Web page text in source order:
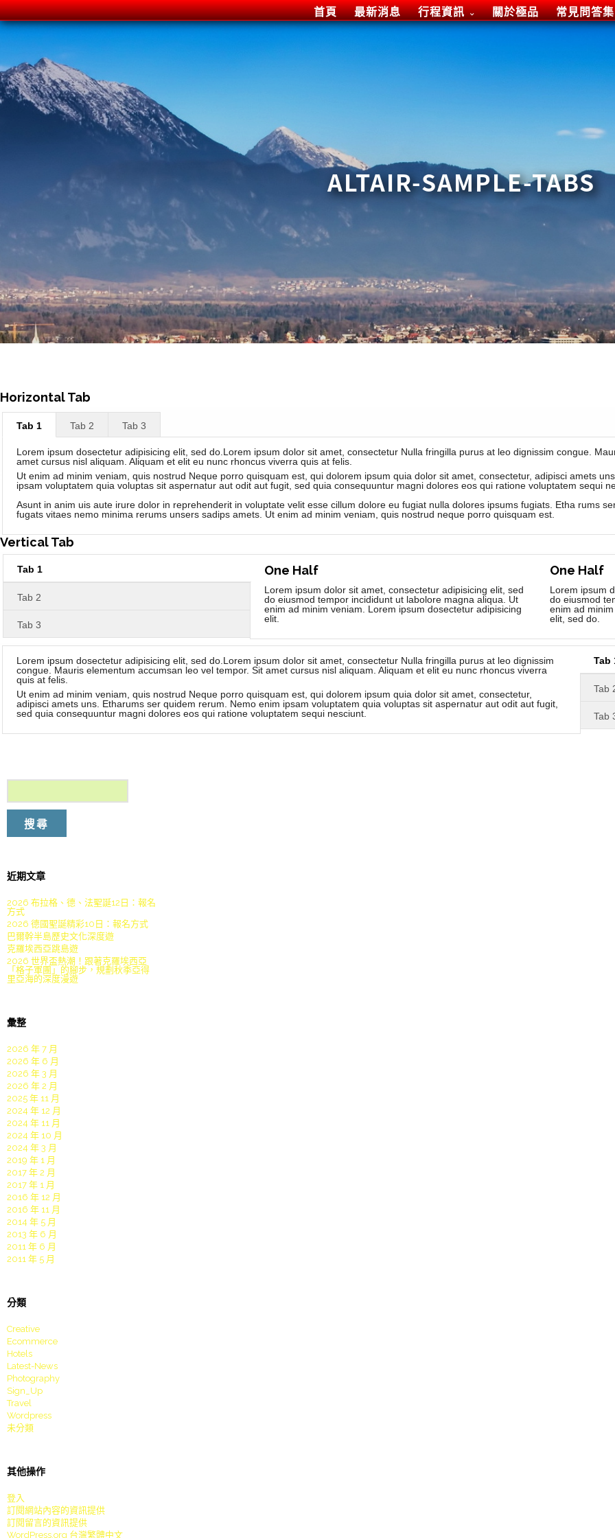
首頁 最新消息 行程資訊 關於極品 常見問答集
ALTAIR-SAMPLE-TABS
Horizontal Tab
Tab 1 Tab 2 Tab 3
Lorem ipsum dosectetur adipisicing elit, sed do.Lorem ipsum dolor sit amet, consectetur Nulla fringilla purus at leo dignissim congue.
amet cursus nisl aliquam. Aliquam et elit eu nunc rhoncus viverra quis at felis.
Ut enim ad minim veniam, quis nostrud Neque porro quisquam est, qui dolorem ipsum quia dolor sit amet, consectetur, adipisci amets
ipsam voluptatem quia voluptas sit aspernatur aut odit aut fugit, sed quia consequuntur magni dolores eos qui ratione voluptatem sequi
Asunt in anim uis aute irure dolor in reprehenderit in voluptate velit esse cillum dolore eu fugiat nulla dolores ipsums fugiats. Etha rums
fugats vitaes nemo minima rerums unsers sadips amets. Ut enim ad minim veniam, quis nostrud neque porro quisquam est.
Vertical Tab
Tab 1
Tab 2
Tab 3
One Half
Lorem ipsum dolor sit amet, consectetur adipisicing elit, sed
do eiusmod tempor incididunt ut labolore magna aliqua. Ut
enim ad minim veniam. Lorem ipsum dosectetur adipisicing
elit.
One Half
Lorem ipsum
do eiusmod
enim ad
elit, sed do.
Tab
Tab
Tab
Lorem ipsum dosectetur adipisicing elit, sed do.Lorem ipsum dolor sit amet, consectetur Nulla fringilla purus at leo dignissim
congue. Mauris elementum accumsan leo vel tempor. Sit amet cursus nisl aliquam. Aliquam et elit eu nunc rhoncus viverra
quis at felis.
Ut enim ad minim veniam, quis nostrud Neque porro quisquam est, qui dolorem ipsum quia dolor sit amet, consectetur,
adipisci amets uns. Etharums ser quidem rerum. Nemo enim ipsam voluptatem quia voluptas sit aspernatur aut odit aut fugit,
sed quia consequuntur magni dolores eos qui ratione voluptatem sequi nesciunt.
近期文章
2026 布拉格、德、法聖誕12日：報名
方式
2026 德國聖誕精彩10日：報名方式
巴爾幹半島歷史文化深度遊
克羅埃西亞跳島遊
2026 世界盃熱潮！跟著克羅埃西亞
「格子軍團」的腳步，規劃秋季亞得
里亞海的深度漫遊
彙整
2026 年 7 月
2026 年 6 月
2026 年 3 月
2026 年 2 月
2025 年 11 月
2024 年 12 月
2024 年 11 月
2024 年 10 月
2024 年 3 月
2019 年 1 月
2017 年 2 月
2017 年 1 月
2016 年 12 月
2016 年 11 月
2014 年 5 月
2013 年 6 月
2011 年 6 月
2011 年 5 月
分類
Creative
Ecommerce
Hotels
Latest-News
Photography
Sign_Up
Travel
Wordpress
未分類
其他操作
登入
訂閱網站內容的資訊提供
訂閱留言的資訊提供
WordPress.org 台灣繁體中文